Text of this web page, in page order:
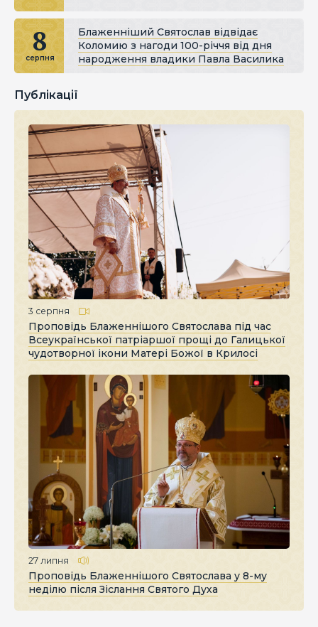
8
серпня
Блаженніший Святослав відвідає
Коломию з нагоди 100-річчя від дня
народження владики Павла Василика
Публікації
3 серпня
Проповідь Блаженнішого Святослава під час
Всеукраїнської патріаршої прощі до Галицької
чудотворної ікони Матері Божої в Крилосі
27 липня
Проповідь Блаженнішого Святослава у 8-му
неділю після Зіслання Святого Духа